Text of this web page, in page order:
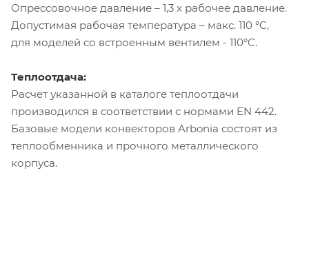
Опрессовочное давление – 1,3 х рабочее давление.
Допустимая рабочая температура – макс. 110 °C,
для моделей со встроенным вентилем - 110°C.
Теплоотдача:
Расчет указанной в каталоге теплоотдачи
производился в соответствии с нормами EN 442.
Базовые модели конвекторов Arbonia состоят из
теплообменника и прочного металлического
корпуса.